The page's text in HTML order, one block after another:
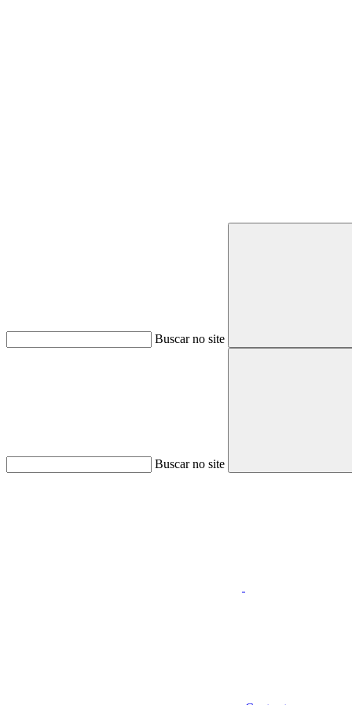
Buscar no site
Buscar no site